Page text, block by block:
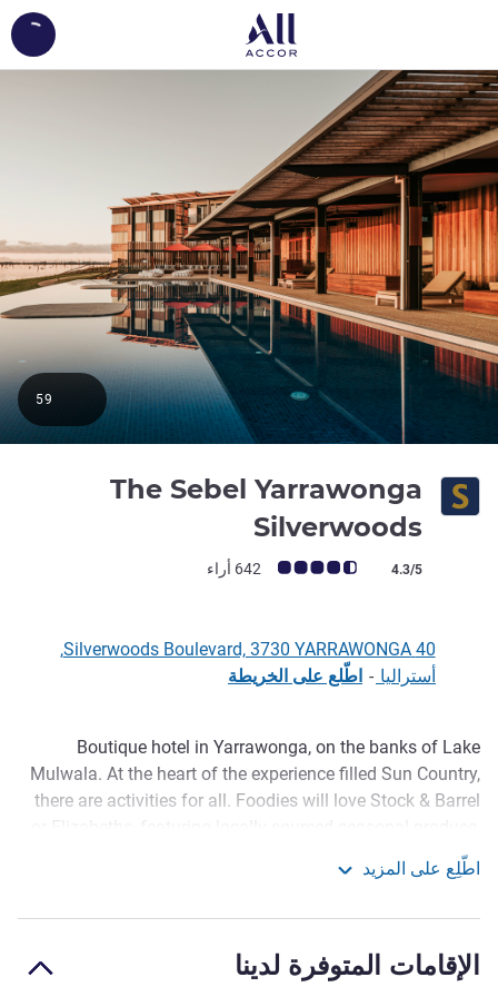
The Sebel Yarrawonga
Silverwoods
ملاحظة أراء العملاء (رأي ALL)
4.3/5 642 أراء
59
40 Silverwoods Boulevard, 3730 YARRAWONGA,
أستراليا - اطّلع على الخريطة
الوصف
Boutique hotel in Yarrawonga, on the banks of Lake
Mulwala. At the heart of the experience filled Sun Country,
there are activities for all. Foodies will love Stock & Barrel
or perhaps explore the nearby Rutherglen wine region. For
the adventurous - golf, watersports, fishing or the Silo Art
poolside at the Sunset Bar.
اطّلِع على المزيد
الإقامات المتوفرة لدينا